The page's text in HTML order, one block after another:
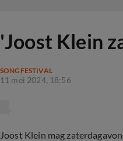
'Joost Klein
SONGFESTIVAL
11 mei 2024, 18:56
Joost Klein mag